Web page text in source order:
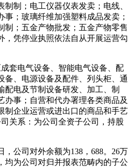
制；电工仪器仪表发卖；电线、
事；玻璃纤维加强塑料成品发卖；
制；五金产物批发；五金产物零售
，凭停业执照依法自从开展运营勾
电气设备、智能电气设备、配
备、电源设备及配件、列头柜、通
配电及节制设备研发、加工、制
办事；自营和代办署理各类商品及
制企业运营或进出口的商品和手艺
关系：为公司全资子公司，持股
公司对外余额为138，688。26万
均为公司对归并报表范畴内的子公